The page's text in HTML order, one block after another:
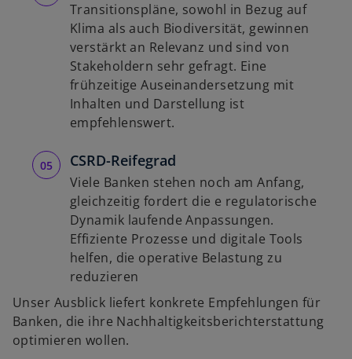
Transitionspläne, sowohl in Bezug auf
Klima als auch Biodiversität, gewinnen
verstärkt an Relevanz und sind von
Stakeholdern sehr gefragt. Eine
frühzeitige Auseinandersetzung mit
Inhalten und Darstellung ist
empfehlenswert.
CSRD-Reifegrad
Viele Banken stehen noch am Anfang,
gleichzeitig fordert die e regulatorische
Dynamik laufende Anpassungen.
Effiziente Prozesse und digitale Tools
helfen, die operative Belastung zu
reduzieren
Unser Ausblick liefert konkrete Empfehlungen für
Banken, die ihre Nachhaltigkeitsberichterstattung
optimieren wollen.
w